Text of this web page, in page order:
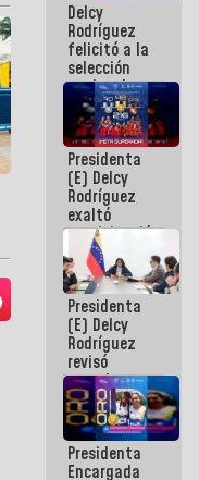
Delcy
Rodríguez
felicitó a la
selección
nacional
masculina
de voleibol
campeona
de la Copa
Panamericana
Sub-17
Presidenta
(E) Delcy
Rodríguez
exaltó
participación
de
Venezuela
en Juegos
Centroamericanos
y del Caribe
2026
Presidenta
(E) Delcy
Rodríguez
revisó
agenda
económica y
ejecución de
fondos de
emergencia
post-sismos
Presidenta
Encargada